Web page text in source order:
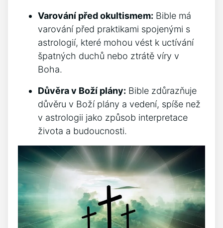
Varování před okultismem: Bible má
varování před praktikami spojenými s
astrologií, které mohou vést k uctívání
špatných duchů nebo ztrátě víry v
Boha.
Důvěra v Boží plány: Bible zdůrazňuje
důvěru v Boží plány a vedení, spíše než
v astrologii jako způsob interpretace
života a budoucnosti.